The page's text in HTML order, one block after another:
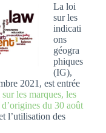
La loi
sur les
indicati
ons
géogra
phiques
(IG),
2021, est entrée
les marques, les
du 30 août
l’utilisation des